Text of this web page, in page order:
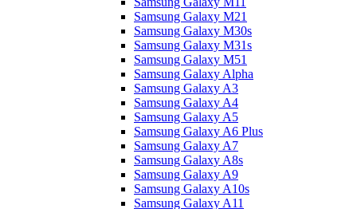
Samsung Galaxy M21
Samsung Galaxy M30s
Samsung Galaxy M31s
Samsung Galaxy M51
Samsung Galaxy Alpha
Samsung Galaxy A3
Samsung Galaxy A4
Samsung Galaxy A5
Samsung Galaxy A6 Plus
Samsung Galaxy A7
Samsung Galaxy A8s
Samsung Galaxy A9
Samsung Galaxy A10s
Samsung Galaxy A11